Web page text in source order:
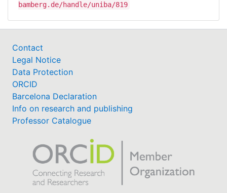
bamberg.de/handle/uniba/819
Contact
Legal Notice
Data Protection
ORCID
Barcelona Declaration
Info on research and publishing
Professor Catalogue